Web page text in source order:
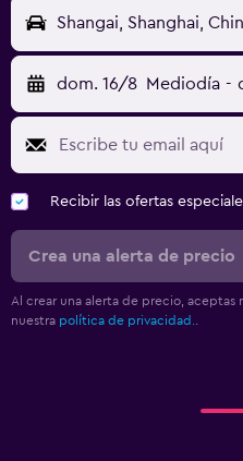
Shangai, Shanghai,
dom. 16/8 Mediodía -
Recibir las ofertas
Crea una alerta de precio
Al crear una alerta de precio, aceptas
nuestra política de privacidad..